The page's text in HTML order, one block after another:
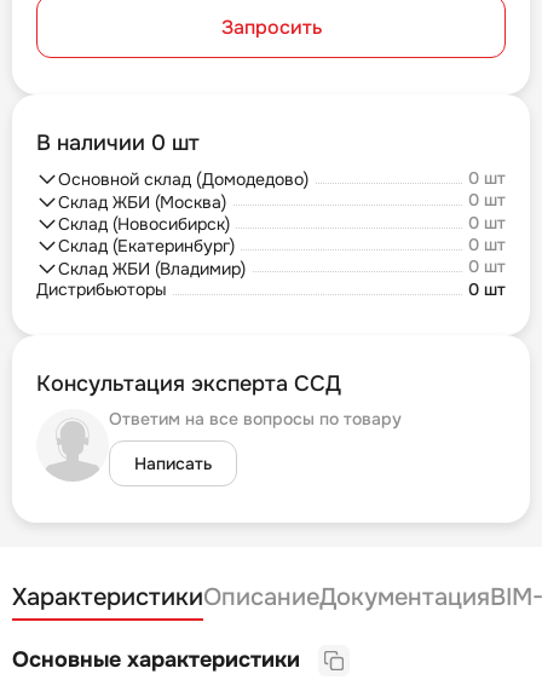
Запросить
В наличии 0 шт
Основной склад (Домодедово)
0 шт
Склад ЖБИ (Москва)
0 шт
Склад (Новосибирск)
0 шт
Склад (Екатеринбург)
0 шт
Склад ЖБИ (Владимир)
0 шт
Дистрибьюторы
0 шт
Консультация эксперта ССД
Ответим на все вопросы по товару
Написать
ХарактеристикиОписаниеДокументация
Основные характеристики